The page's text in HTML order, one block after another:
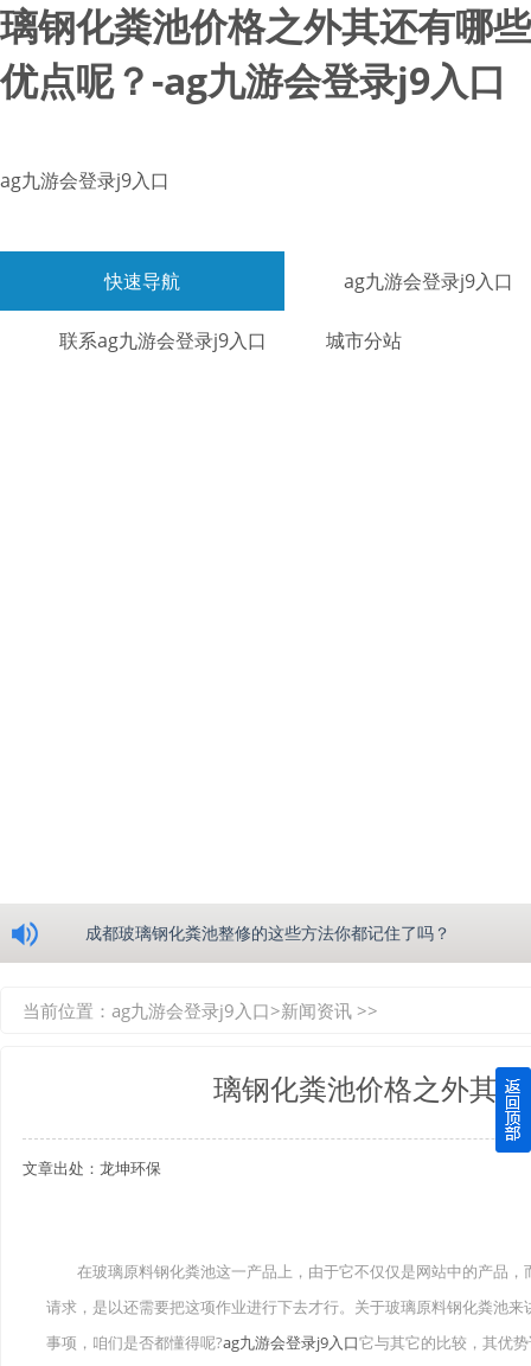
璃钢化粪池价格之外其还有哪些
优点呢？-ag九游会登录j9入口
ag九游会登录j9入口
快速导航 ag九游会登录j9入口
联系ag九游会登录j9入口 城市分站
成都玻璃钢化粪池整修的这些方法你都记住了吗？
四川玻璃钢化粪池逐渐取代传统玻璃钢化粪池的这几点原因
关于重庆玻璃钢化粪池的这些基础知识你都记住了吗？
使用成都玻璃钢化粪池的七大好处你都记住了吗？
当前位置： ag九游会登录j9入口>新闻资讯 >>
璃钢化粪池价格之外其
文章出处：龙坤环保
在玻璃原料钢化粪池这一产品上，由于它不仅仅是网站中的产品，
请求，是以还需要把这项作业进行下去才行。关于玻璃原料钢化粪池
事项，咱们是否都懂得呢?ag九游会登录j9入口它与其它的比较，其优